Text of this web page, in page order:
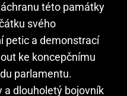
této památky
svého
petic a demonstrací
ke koncepčnímu
parlamentu.
a dlouholetý bojovník